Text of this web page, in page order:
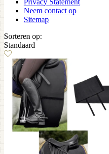
Neem contact op
Sitemap
Sorteren op:
Standaard